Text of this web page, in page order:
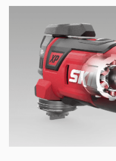
Dijital kömürsüz
verimlilik ve 10 kat
İş parçasını daha iyi
mekanlarda daha
Tam kontrol için
değişken devir